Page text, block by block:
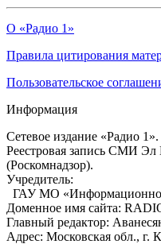
О «Радио 1»
Правила цитирования
Пользовательское
Информация
Сетевое издание «Радио 1».
Реестровая запись СМИ Эл
(Роскомнадзор).
Учредитель:
ГАУ МО «Информационное
Доменное имя сайта:
Главный редактор:
Адрес: Московская обл., г.